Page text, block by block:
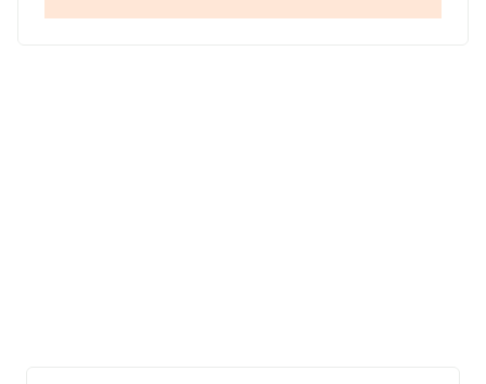
promedio de facturación de 253 mil euros entre todas